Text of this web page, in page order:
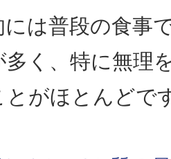
には普段の食事
く、特に無理
とがほとんどで